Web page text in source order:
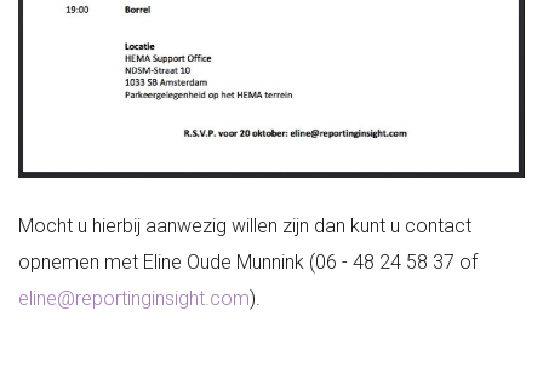
Mocht u hierbij aanwezig willen zijn dan kunt u contact
opnemen met Eline Oude Munnink (06 - 48 24 58 37 of
eline@reportinginsight.com).